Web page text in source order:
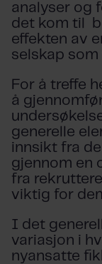
analyser og
det kom til
effekten av
selskap som
For å treffe
å
generelle
innsikt fra
gjennom en
fra
viktig for
I det
variasjon i
nyansatte